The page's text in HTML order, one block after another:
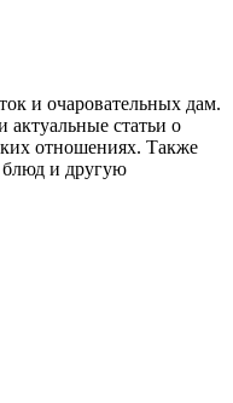
и очаровательных дам.
статьи о
отношениях. Также
и другую